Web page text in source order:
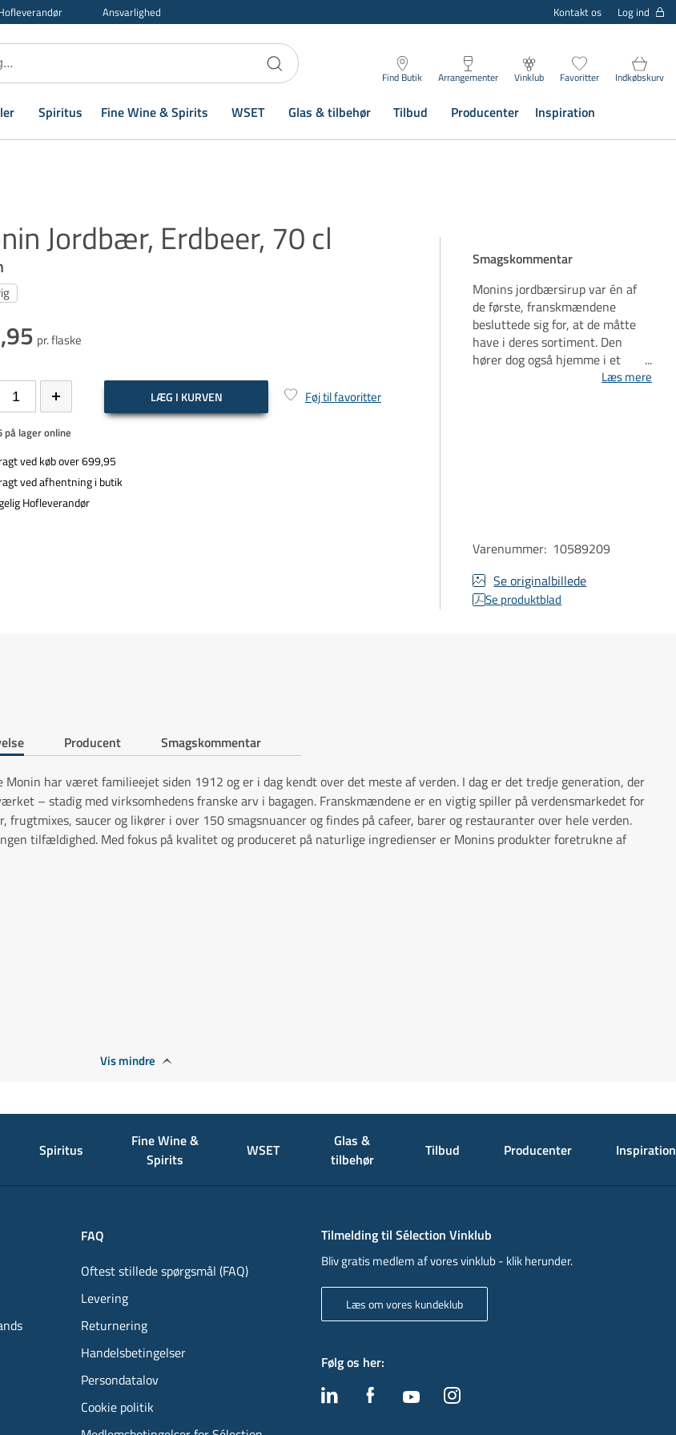
Ansvarlighed Kontakt os Log ind
Find Butik Arrangementer Vinklub Favoritter Indkøbskurv
Spiritus Fine Wine & Spirits WSET Glas & tilbehør Tilbud Producenter Inspiration
Jordbær, Erdbeer, 70 cl
pr. flaske
LÆG I KURVEN Føj til favoritter
på lager online
ved køb over 699,95
ved afhentning i butik
Hofleverandør
Smagskommentar
Monins jordbærsirup var én af
de første, franskmændene
besluttede sig for, at de måtte
have i deres sortiment. Den
hører dog også hjemme i et
utal af cocktails, men denLæs mere
Varenummer: 10589209
Se originalbillede
Se produktblad
Producent Smagskommentar
Monin har været familieejet siden 1912 og er i dag kendt over det meste af verden. I dag er det tredje generation, der
– stadig med virksomhedens franske arv i bagagen. Franskmændene er en vigtig spiller på verdensmarkedet for
frugtmixes, saucer og likører i over 150 smagsnuancer og findes på cafeer, barer og restauranter over hele verden.
tilfældighed. Med fokus på kvalitet og produceret på naturlige ingredienser er Monins produkter foretrukne af
Vis mindre
Spiritus
Fine Wine &
Spirits
WSET
Glas &
tilbehør
Tilbud Producenter Inspiration
FAQ
Oftest stillede spørgsmål (FAQ)
Levering
Returnering
Handelsbetingelser
Persondatalov
Cookie politik
Tilmelding til Sélection Vinklub
Bliv gratis medlem af vores vinklub - klik herunder.
Læs om vores kundeklub
Følg os her: